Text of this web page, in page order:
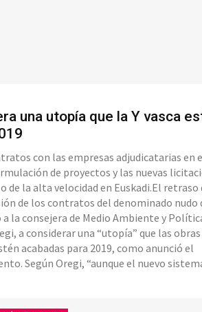
una utopía que la Y vasca
con las empresas adjudicatarias en
de proyectos y las nuevas
de la alta velocidad en Euskadi.El retraso
de los contratos del denominado nudo
la consejera de Medio Ambiente y
a considerar una “utopía” que las obras
acabadas para 2019, como anunció el
Según Oregi, “aunque el nuevo